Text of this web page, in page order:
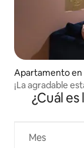
Apartamento en
¡La agradable
¿Cuál
Mes